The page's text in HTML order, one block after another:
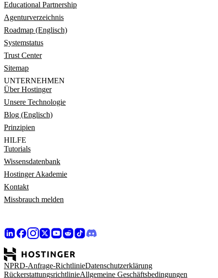
Educational Partnership
Agenturverzeichnis
Roadmap (Englisch)
Systemstatus
Trust Center
Sitemap
UNTERNEHMEN
Über Hostinger
Unsere Technologie
Blog (Englisch)
Prinzipien
HILFE
Tutorials
Wissensdatenbank
Hostinger Akademie
Kontakt
Missbrauch melden
NPRD-Anfrage-RichtlinieDatenschutzerklärung
RückerstattungsrichtlinieAllgemeine Geschäftsbedingungen